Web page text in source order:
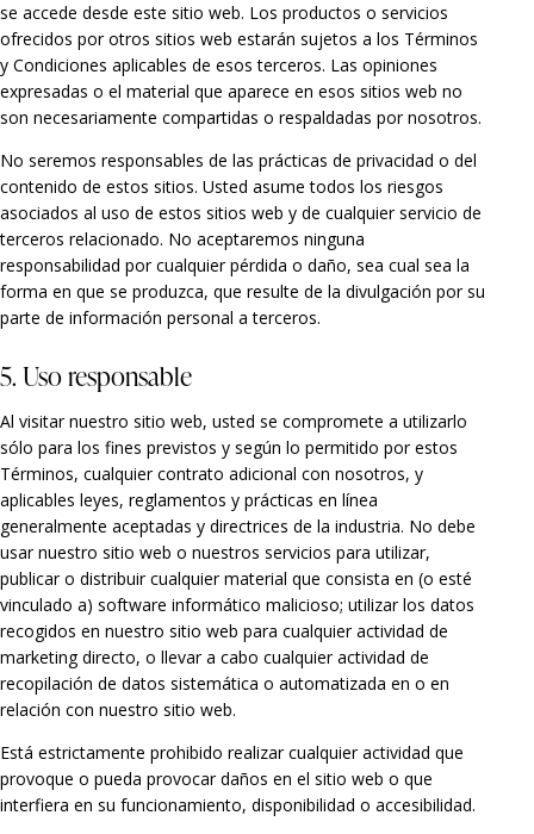
se accede desde este sitio web. Los productos o servicios
ofrecidos por otros sitios web estarán sujetos a los Términos
y Condiciones aplicables de esos terceros. Las opiniones
expresadas o el material que aparece en esos sitios web no
son necesariamente compartidas o respaldadas por nosotros.
No seremos responsables de las prácticas de privacidad o del
contenido de estos sitios. Usted asume todos los riesgos
asociados al uso de estos sitios web y de cualquier servicio de
terceros relacionado. No aceptaremos ninguna
responsabilidad por cualquier pérdida o daño, sea cual sea la
forma en que se produzca, que resulte de la divulgación por su
parte de información personal a terceros.
5. Uso responsable
Al visitar nuestro sitio web, usted se compromete a utilizarlo
sólo para los fines previstos y según lo permitido por estos
Términos, cualquier contrato adicional con nosotros, y
aplicables leyes, reglamentos y prácticas en línea
generalmente aceptadas y directrices de la industria. No debe
usar nuestro sitio web o nuestros servicios para utilizar,
publicar o distribuir cualquier material que consista en (o esté
vinculado a) software informático malicioso; utilizar los datos
recogidos en nuestro sitio web para cualquier actividad de
marketing directo, o llevar a cabo cualquier actividad de
recopilación de datos sistemática o automatizada en o en
relación con nuestro sitio web.
Está estrictamente prohibido realizar cualquier actividad que
provoque o pueda provocar daños en el sitio web o que
interfiera en su funcionamiento, disponibilidad o accesibilidad.